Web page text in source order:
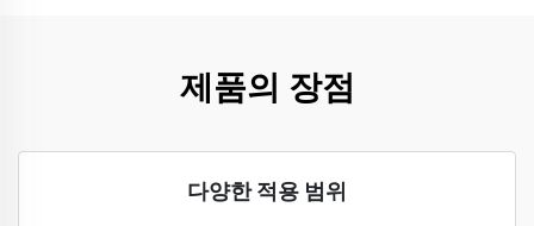
제품의 장점
다양한 적용 범위